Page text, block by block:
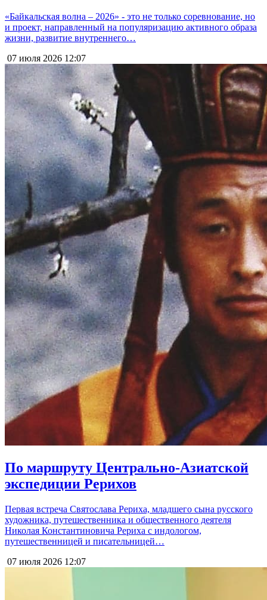
«Байкальская волна – 2026» - это не только соревнование, но
и проект, направленный на популяризацию активного образа
жизни, развитие внутреннего…
07 июля 2026 12:07
По маршруту Центрально-Азиатской
экспедиции Рерихов
Первая встреча Святослава Рериха, младшего сына русского
художника, путешественника и общественного деятеля
Николая Константиновича Рериха с индологом,
путешественницей и писательницей…
07 июля 2026 12:07